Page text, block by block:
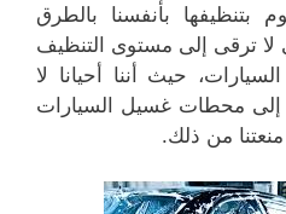
بتنظيفها بأنفسنا بالطرق
لا ترقى إلى مستوى التنظيف
حيث أننا أحيانا لا
إلى محطات غسيل السيارات
من ذلك.